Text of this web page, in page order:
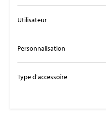
Utilisateur
Personnalisation
Type d'accessoire